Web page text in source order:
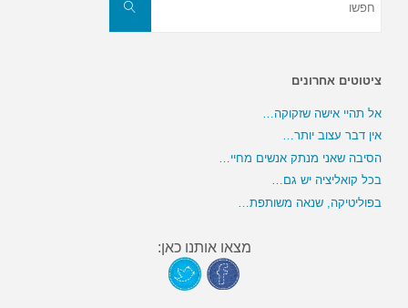
חפשו
ציטוטים אחרונים
אל תהיי אישה שזקוקה…
אין דבר עצוב יותר…
הסיבה שאני מנתק אנשים מחיי…
בכל קואליציה יש גם…
בפוליטיקה, שנאה משותפת…
מצאו אותנו כאן: